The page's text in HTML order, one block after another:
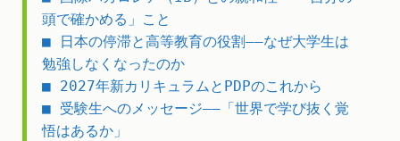
頭で確かめる」こと
■ 日本の停滞と高等教育の役割――なぜ大学生は
勉強しなくなったのか
■ 2027年新カリキュラムとPDPのこれから
■ 受験生へのメッセージ――「世界で学び抜く覚
悟はあるか」